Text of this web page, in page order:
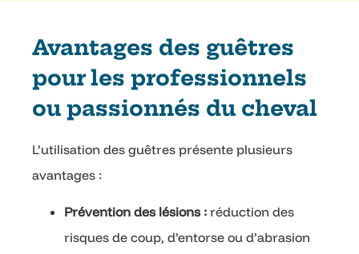
Avantages des guêtres
pour les professionnels
ou passionnés du cheval
L’utilisation des guêtres présente plusieurs
avantages :
Prévention des lésions : réduction des
risques de coup, d’entorse ou d’abrasion